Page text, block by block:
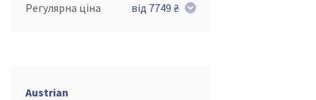
Регулярна ціна
від 7749 ₴
Austrian